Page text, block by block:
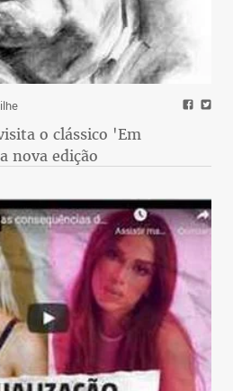
o clássico 'Em
nova edição